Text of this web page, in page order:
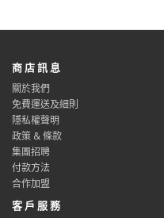
商 店 訊 息
關於我們
免費運送及細則
隱私權聲明
政策 & 條款
集團招聘
付款方法
合作加盟
客 戶 服 務